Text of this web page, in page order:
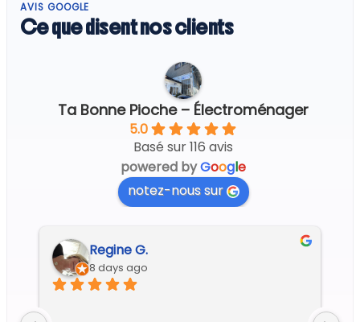
AVIS GOOGLE
Ce que disent nos clients
Ta Bonne Pioche – Électroménager
5.0
Basé sur 116 avis
powered byGoogle
notez-nous sur
Regine G.
8 days ago